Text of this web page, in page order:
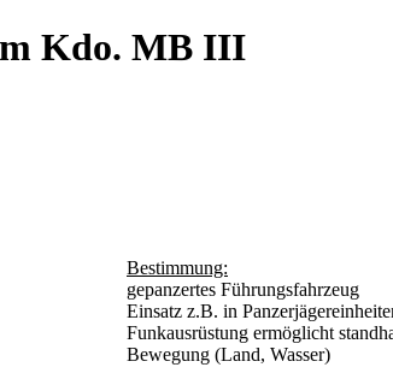
Kdo. MB III
Bestimmung:
gepanzertes Führungsfahrzeug
Einsatz z.B. in
Funkausrüstung ermöglicht
Bewegung (Land, Wasser)